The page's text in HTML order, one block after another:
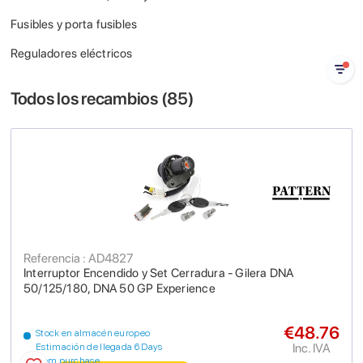
Fusibles y porta fusibles
Reguladores eléctricos
Todos los recambios (85)
Interruptor Encendido y Set Cerradura - Gilera DNA
50/125/180, DNA 50 GP Experience
Referencia : AD4827
Stock en almacén europeo
Estimación de llegada 6 Days
from purchase
€48.76
Inc. IVA